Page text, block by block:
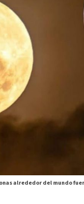
alrededor del mundo